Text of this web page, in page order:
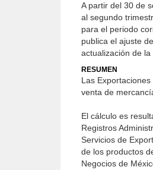
A partir del 30 de
al segundo
para el periodo
publica el ajuste
actualización de la
RESUMEN
Las
venta de
El cálculo es
Registros
Servicios de
de los productos
Negocios de